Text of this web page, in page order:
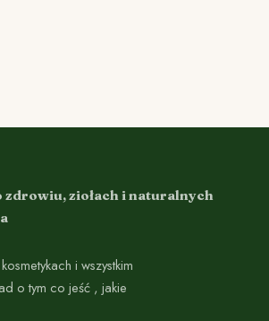
zdrowiu, ziołach i naturalnych
i wszystkim
o tym co jeść , jakie